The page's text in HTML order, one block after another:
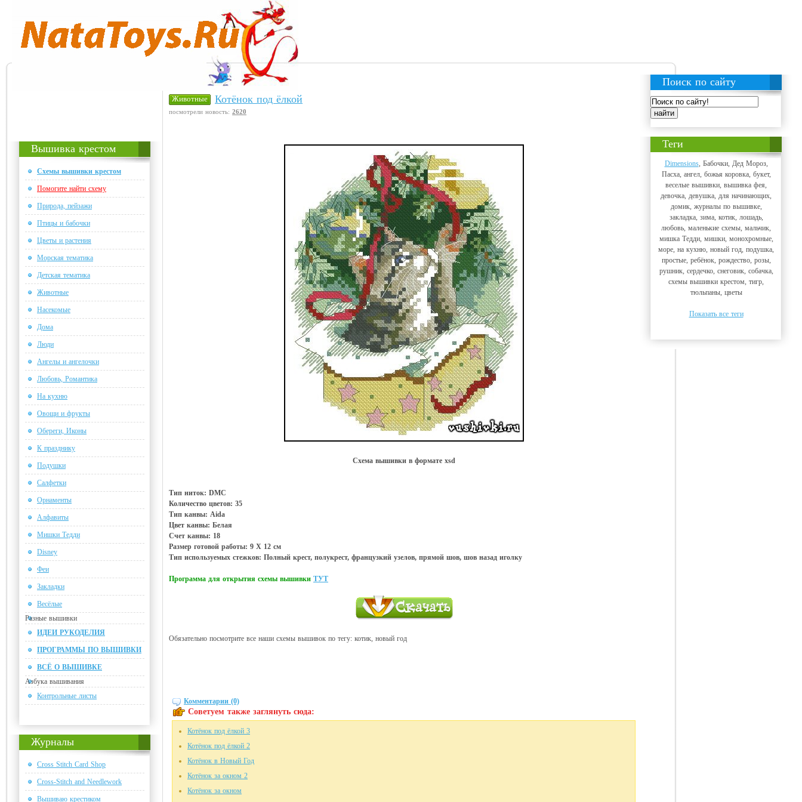
Вышивка крестом
Схемы вышивки крестом
Помогите найти схему
Природа, пейзажи
Птицы и бабочки
Цветы и растения
Морская тематика
Детская тематика
Животные
Насекомые
Дома
Люди
Ангелы и ангелочки
Любовь, Романтика
На кухню
Овощи и фрукты
Обереги, Иконы
К празднику
Подушки
Салфетки
Орнаменты
Алфавиты
Мишки Тедди
Disney
Феи
Закладки
Весёлые
Разные вышивки
ИДЕИ РУКОДЕЛИЯ
ПРОГРАММЫ ПО ВЫШИВКИ
ВСЁ О ВЫШИВКЕ
Азбука вышивания
Контрольные листы
Журналы
Cross Stitch Card Shop
Cross-Stitch and Needlework
Вышиваю крестиком
Животные Котёнок под ёлкой
посмотрели новость: 2620
Схема вышивки в форматe xsd
Тип ниток: DMC
Количество цветов: 35
Тип канвы: Aida
Цвет канвы: Белая
Счет канвы: 18
Размер готовой работы: 9 Х 12 см
Тип используемых стежков: Полный крест, полукрест, французкий узелов, прямой шов, шов назад иголку
Программа для открытия схемы вышивки ТУТ
Обязательно посмотрите все наши схемы вышивок по тегу: котик, новый год
Комментарии (0)
Советуем также заглянуть сюда:
Котёнок под ёлкой 3
Котёнок под ёлкой 2
Котёнок в Новый Год
Котёнок за окном 2
Котёнок за окном
Поиск по сайту
Теги
Dimensions, Бабочки, Дед Мороз,
Пасха, ангел, божья коровка, букет,
веселые вышивки, вышивка фея,
девочка, девушка, для начинающих,
домик, журналы по вышивке,
закладка, зима, котик, лошадь,
любовь, маленькие схемы, мальчик,
мишка Тедди, мишки, монохромные,
море, на кухню, новый год, подушка,
простые, ребёнок, рождество, розы,
рушник, сердечко, снеговик, собачка,
схемы вышивки крестом, тигр,
тюльпаны, цветы
Показать все теги